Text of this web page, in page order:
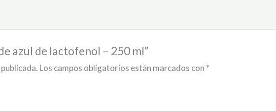
azul de lactofenol – 250 ml”
Los campos obligatorios están marcados con *